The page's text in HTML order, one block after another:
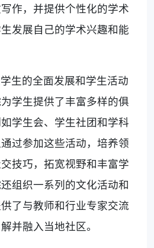
作，并提供个性化的学术
发展自己的学术兴趣和能
生的全面发展和学生活动
学生提供了丰富多样的俱
学生会、学生社团和学科
过参加这些活动，培养领
技巧，拓宽视野和丰富学
组织一系列的文化活动和
了与教师和行业专家交流
并融入当地社区。